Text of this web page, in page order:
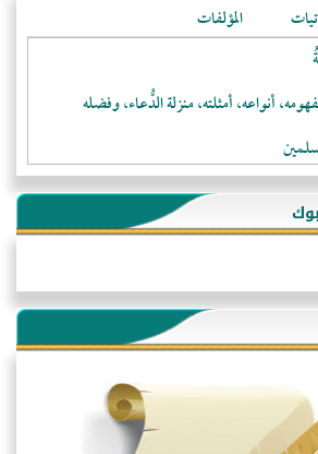
المؤلفات
أنواعه، أمثلته، منزلة الدُّعاء، وفضله
الكرام رضي الله عنهم
الجزائر